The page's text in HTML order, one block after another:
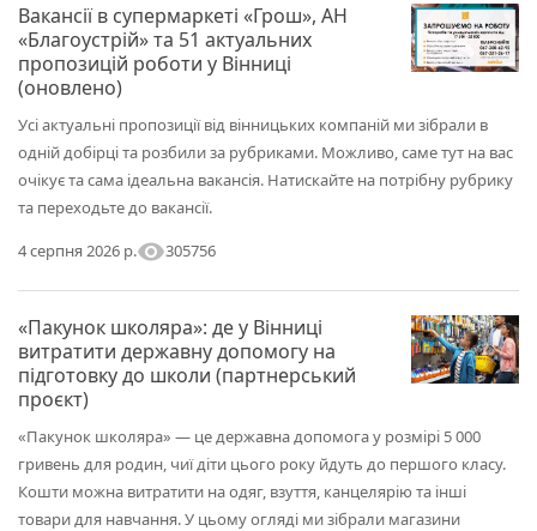
Вакансії в супермаркеті «Грош», АН
«Благоустрій» та 51 актуальних
пропозицій роботи у Вінниці
(оновлено)
Усі актуальні пропозиції від вінницьких компаній ми зібрали в
одній добірці та розбили за рубриками. Можливо, саме тут на вас
очікує та сама ідеальна вакансія. Натискайте на потрібну рубрику
та переходьте до вакансії.
4 серпня 2026 р.visibility305756
«Пакунок школяра»: де у Вінниці
витратити державну допомогу на
підготовку до школи (партнерський
проєкт)
«Пакунок школяра» — це державна допомога у розмірі 5 000
гривень для родин, чиї діти цього року йдуть до першого класу.
Кошти можна витратити на одяг, взуття, канцелярію та інші
товари для навчання. У цьому огляді ми зібрали магазини